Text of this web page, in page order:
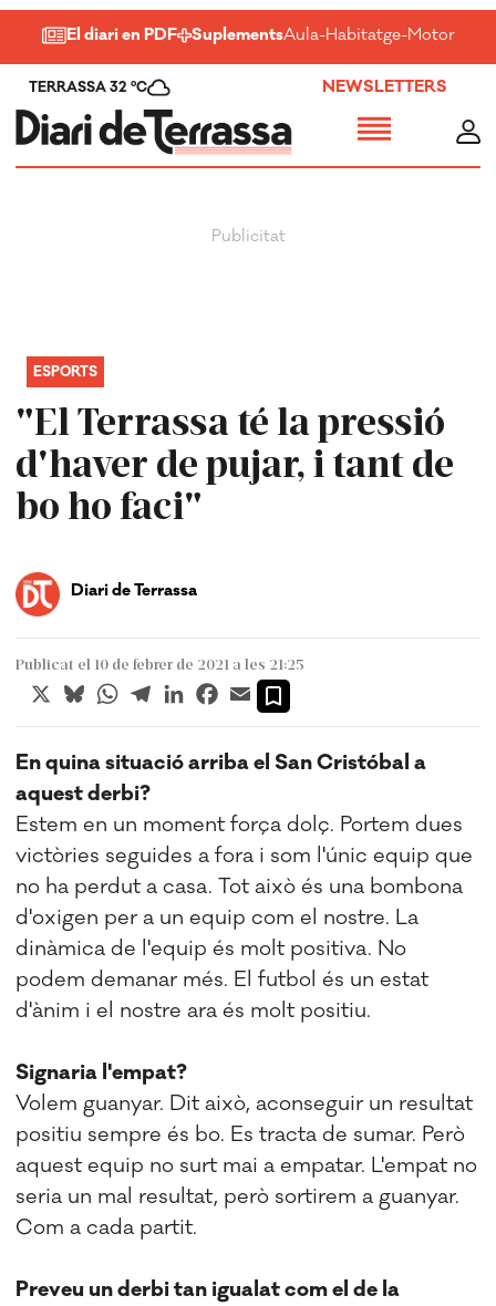
El diari en PDF SuplementsAula-Habitatge-Motor-
TERRASSA 32 ºC NEWSLETTERS
"El Terrassa té la pressió
d'haver de pujar, i tant de
bo ho faci"
ESPORTS
Diari de Terrassa
Publicat el 10 de febrer de 2021 a les 21:25
X BlueskyWhatsApp
TelegramLinkedInFacebook
Email
En quina situació arriba el San Cristóbal a
aquest derbi?
Estem en un moment força dolç. Portem dues
victòries seguides a fora i som l'únic equip que
no ha perdut a casa. Tot això és una bombona
d'oxigen per a un equip com el nostre. La
dinàmica de l'equip és molt positiva. No
podem demanar més. El futbol és un estat
d'ànim i el nostre ara és molt positiu.
Signaria l'empat?
Volem guanyar. Dit això, aconseguir un resultat
positiu sempre és bo. Es tracta de sumar. Però
aquest equip no surt mai a empatar. L'empat no
seria un mal resultat, però sortirem a guanyar.
Com a cada partit.
Preveu un derbi tan igualat com el de la